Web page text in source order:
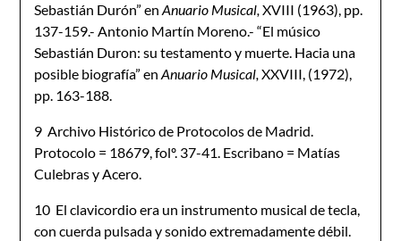
Sebastián Durón” enAnuario Musical,XVIII (1963), pp.
137-159.- Antonio Martín Moreno.- “El músico
Sebastián Duron: su testamento y muerte. Hacia una
posible biografía” enAnuario Musical,XXVIII, (1972),
pp. 163-188.
9 Archivo Histórico de Protocolos de Madrid.
Protocolo = 18679, folº. 37-41. Escribano = Matías
Culebras y Acero.
10 El clavicordio era un instrumento musical de tecla,
con cuerda pulsada y sonido extremadamente débil.